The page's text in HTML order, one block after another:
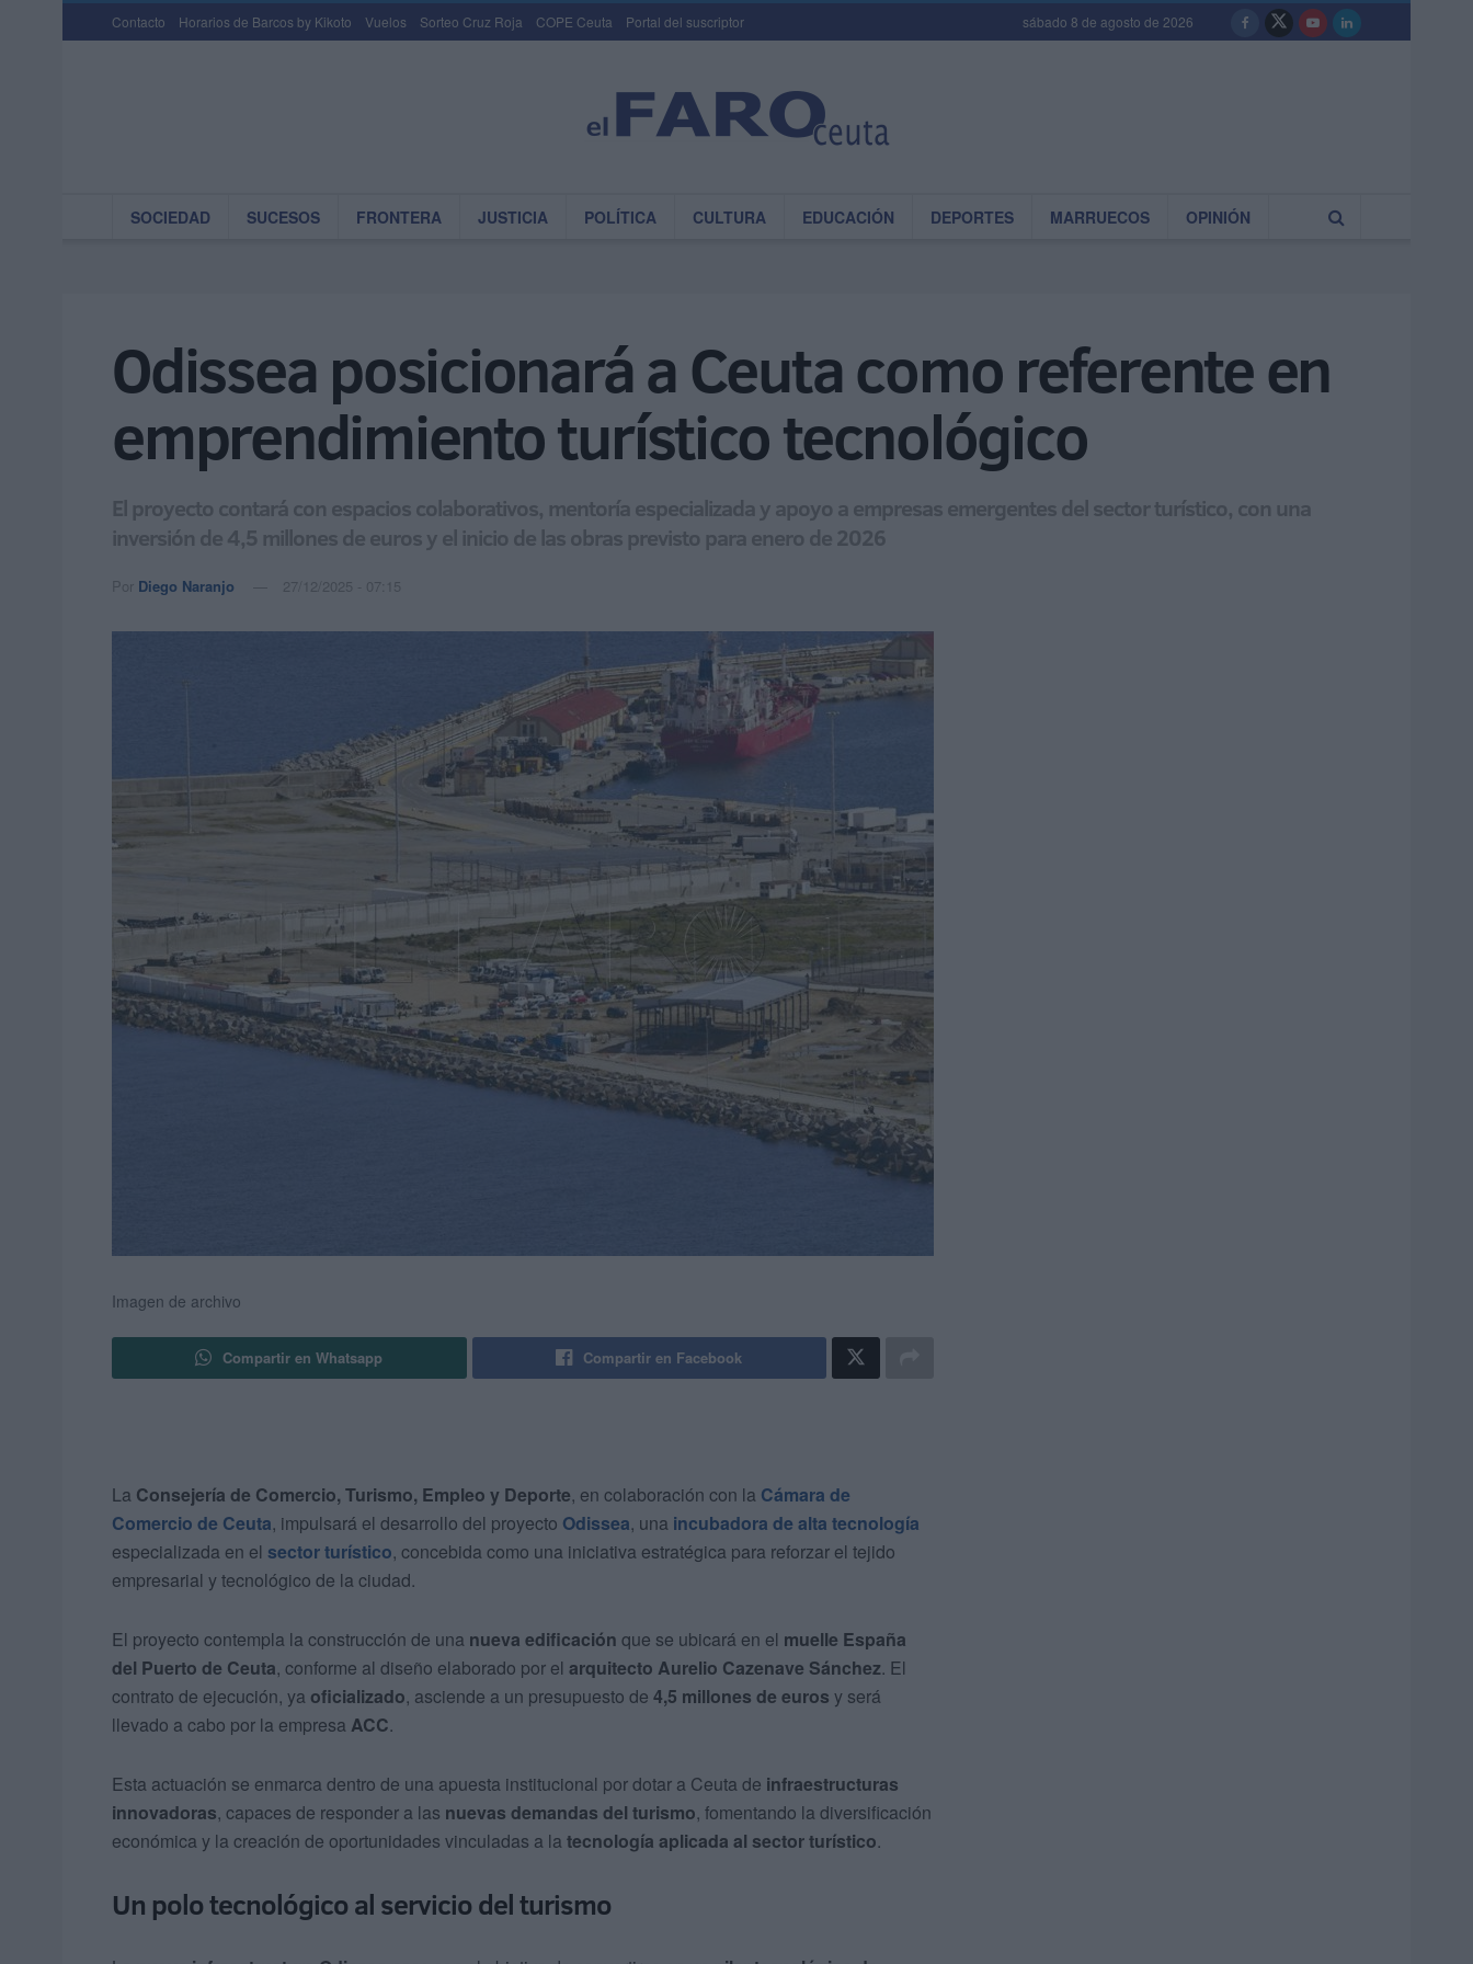
Contacto Horarios de Barcos by Kikoto Vuelos Sorteo Cruz Roja COPE Ceuta Portal del suscriptor sábado 8 de agosto de 2026
SOCIEDAD SUCESOS FRONTERA JUSTICIA POLÍTICA CULTURA EDUCACIÓN DEPORTES MARRUECOS OPINIÓN
Odissea posicionará a Ceuta como referente en
emprendimiento turístico tecnológico
El proyecto contará con espacios colaborativos, mentoría especializada y apoyo a empresas emergentes del sector turístico, con una
inversión de 4,5 millones de euros y el inicio de las obras previsto para enero de 2026
Por Diego Naranjo 27/12/2025 - 07:15
Imagen de archivo
Compartir en Whatsapp Compartir en Facebook
La Consejería de Comercio, Turismo, Empleo y Deporte, en colaboración con la Cámara de
Comercio de Ceuta, impulsará el desarrollo del proyecto Odissea, una incubadora de alta tecnología
especializada en el sector turístico, concebida como una iniciativa estratégica para reforzar el tejido
empresarial y tecnológico de la ciudad.
El proyecto contempla la construcción de una nueva edificación que se ubicará en el muelle España
del Puerto de Ceuta, conforme al diseño elaborado por el arquitecto Aurelio Cazenave Sánchez. El
contrato de ejecución, ya oficializado, asciende a un presupuesto de 4,5 millones de euros y será
llevado a cabo por la empresa ACC.
Esta actuación se enmarca dentro de una apuesta institucional por dotar a Ceuta de infraestructuras
innovadoras, capaces de responder a las nuevas demandas del turismo, fomentando la diversificación
económica y la creación de oportunidades vinculadas a la tecnología aplicada al sector turístico.
Un polo tecnológico al servicio del turismo